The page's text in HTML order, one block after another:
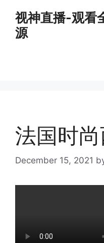
content
视神直播-观看
源
法国时
December 15, 2021